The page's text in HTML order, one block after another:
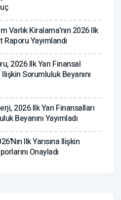
Varlık Kiralama'nın 2026 Ilk
Raporu Yayımlandı
2026 Ilk Yarı Finansal
Sorumluluk Beyanını
2026 Ilk Yarı Finansalları
Beyanını Yayımladı
Ilk Yarısına Ilişkin
Onayladı